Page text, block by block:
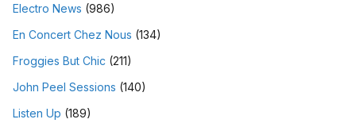
Electro News (986)
En Concert Chez Nous (134)
Froggies But Chic (211)
John Peel Sessions (140)
Listen Up (189)